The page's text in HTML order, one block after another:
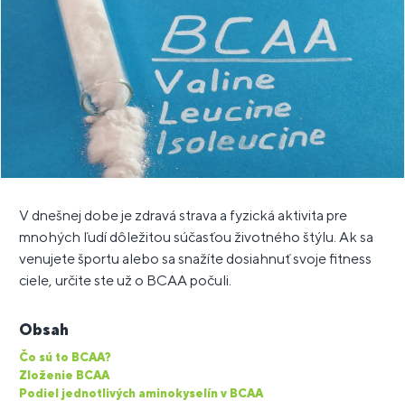
V dnešnej dobe je zdravá strava a fyzická aktivita pre
mnohých ľudí dôležitou súčasťou životného štýlu. Ak sa
venujete športu alebo sa snažíte dosiahnuť svoje fitness
ciele, určite ste už o BCAA počuli.
Obsah
Čo sú to BCAA?
Zloženie BCAA
Podiel jednotlivých aminokyselín v BCAA